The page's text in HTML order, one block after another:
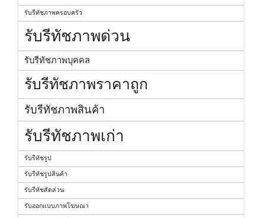
รับรีทัชภาพครอบครัว
รับรีทัชภาพด่วน
รับรีทัชภาพบุคคล
รับรีทัชภาพราคาถูก
รับรีทัชภาพสินค้า
รับรีทัชภาพเก่า
รับรีทัชรูป
รับรีทัชรูปสินค้า
รับรีทัชสัดส่วน
รับออกแบบภาพโฆษณา